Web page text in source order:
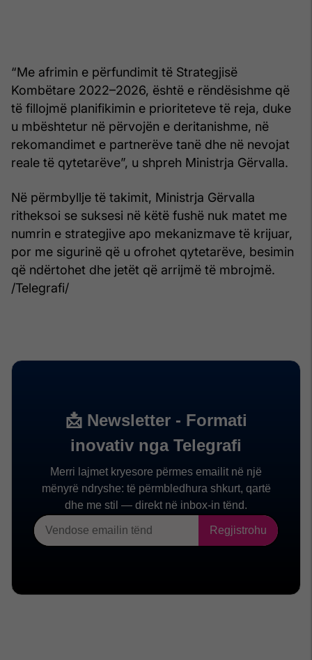
“Me afrimin e përfundimit të Strategjisë
Kombëtare 2022–2026, është e rëndësishme që
të fillojmë planifikimin e prioriteteve të reja, duke
u mbështetur në përvojën e deritanishme, në
rekomandimet e partnerëve tanë dhe në nevojat
reale të qytetarëve”, u shpreh Ministrja Gërvalla.
Në përmbyllje të takimit, Ministrja Gërvalla
ritheksoi se suksesi në këtë fushë nuk matet me
numrin e strategjive apo mekanizmave të krijuar,
por me sigurinë që u ofrohet qytetarëve, besimin
që ndërtohet dhe jetët që arrijmë të mbrojmë.
/Telegrafi/